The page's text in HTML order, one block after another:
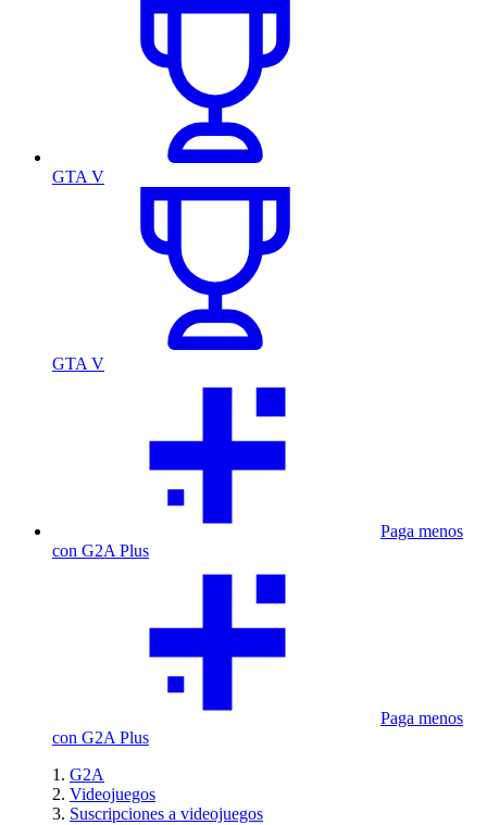
GTA V
GTA V
Paga menos
con G2A Plus
Paga menos
con G2A Plus
G2A
Videojuegos
Suscripciones a videojuegos